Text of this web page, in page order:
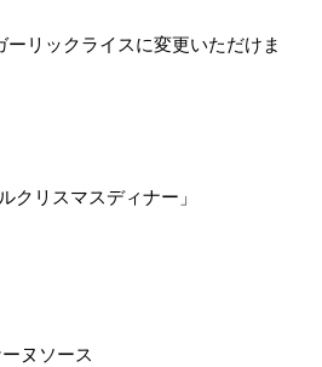
ックライスに変更いただけま
リスマスディナー」
ヌソース